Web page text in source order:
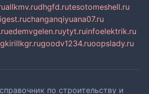
allkmv.rudhgfd.rutesotomeshell.ru
changanqiyuana07.ru
edemvgelen.ruytyt.ruinfoelektrik.ru
kirillkgr.rugoodv1234.ruoopslady.ru
по строительству и